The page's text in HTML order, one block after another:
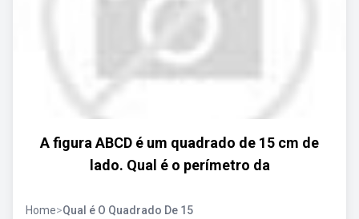
A figura ABCD é um quadrado de 15 cm de
lado. Qual é o perímetro da
Home>Qual é O Quadrado De 15